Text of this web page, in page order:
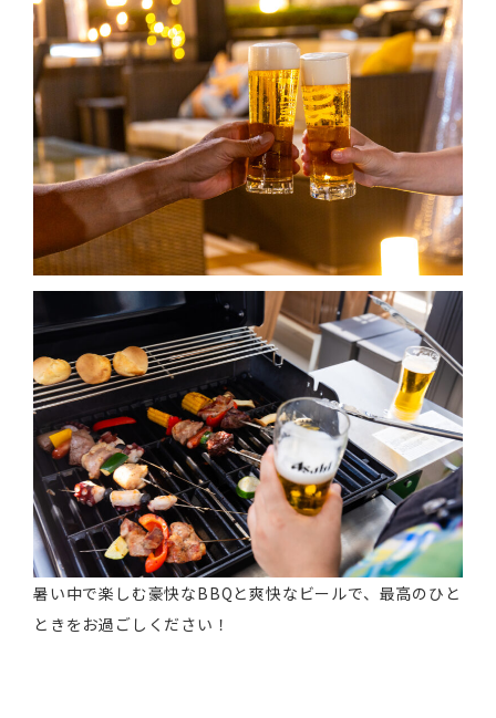
暑い中で楽しむ豪快なBBQと爽快なビールで、最高のひと
ときをお過ごしください！